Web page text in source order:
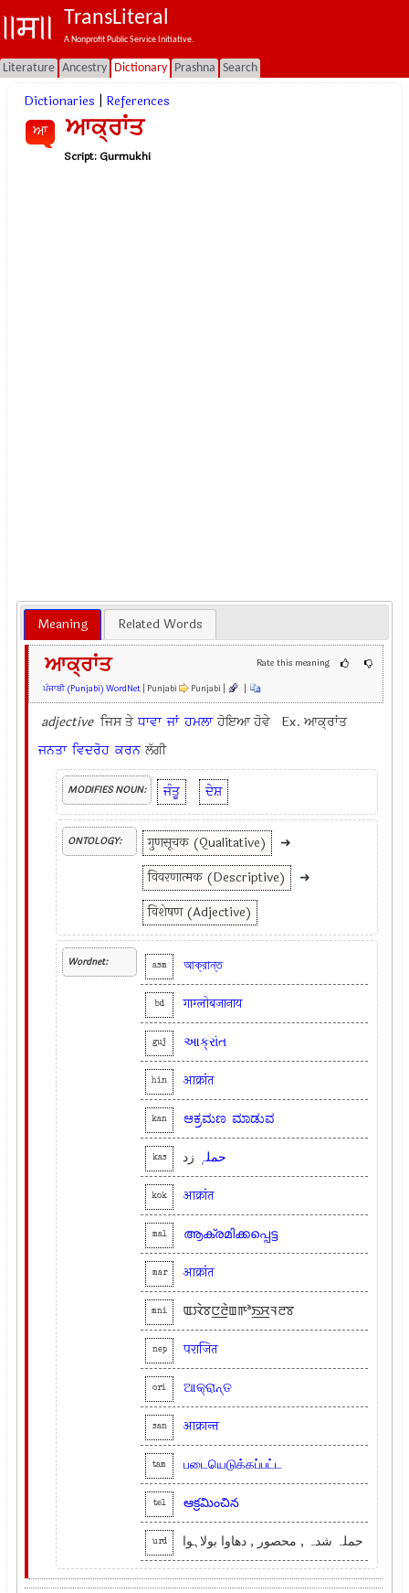
TransLiteral
A Nonprofit Public Service Initiative.
Literature Ancestry Dictionary Prashna Search
Dictionaries References
ਆ ਆਕ੍ਰਾਂਤ
Script: Gurmukhi
Meaning Related Words
Rate this meaning
ਆਕ੍ਰਾਂਤ
ਪੰਜਾਬੀ (Punjabi) WordNet | Punjabi Punjabi | |
adjective ਜਿਸ ਤੇਧਾਵਾ ਜਾਂ ਹਮਲਾਹੋਇਆ ਹੋਵੇ Ex.ਆਕ੍ਰਾਂਤ
ਜਨਤਾ ਵਿਦਰੋਹ ਕਰਨਲੱਗੀ
MODIFIES NOUN: ਜੰਤੂ ਦੇਸ਼
ONTOLOGY: गुणसूचक (Qualitative)
➜
विवरणात्मक (Descriptive)
➜
विशेषण (Adjective)
Wordnet: asm আক্রান্ত
bd गाग्लोबजानाय
guj આક્રાંત
hin आक्रांत
kan ಆಕ್ರಮಣ ಮಾಡುವ
kas حملہٕ زد
kok आक्रांत
mal ആക്രമിക്കപ്പെട്ട
mar आक्रांत
mni ꯑꯋꯥꯕꯅ꯭ꯂꯥꯡꯒꯣꯏ꯭ꯆꯜꯂꯕ
nep पराजित
ori ଆକ୍ରାନ୍ତ
san आक्रान्त
tam படையெடுக்கப்பட்ட
tel ఆక్రమించిన
urd حملہ شدہ , محصور , دھاوا بولاہوا